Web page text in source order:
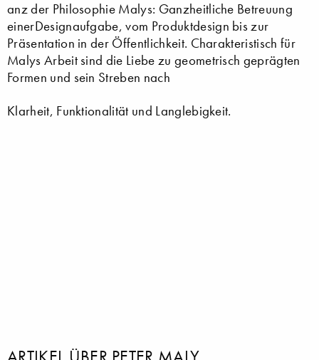
anz der Philosophie Malys: Ganzheitliche Betreuung
einerDesignaufgabe, vom Produktdesign bis zur
Präsentation in der Öffentlichkeit. Charakteristisch für
Malys Arbeit sind die Liebe zu geometrisch geprägten
Formen und sein Streben nach
Klarheit, Funktionalität und Langlebigkeit.